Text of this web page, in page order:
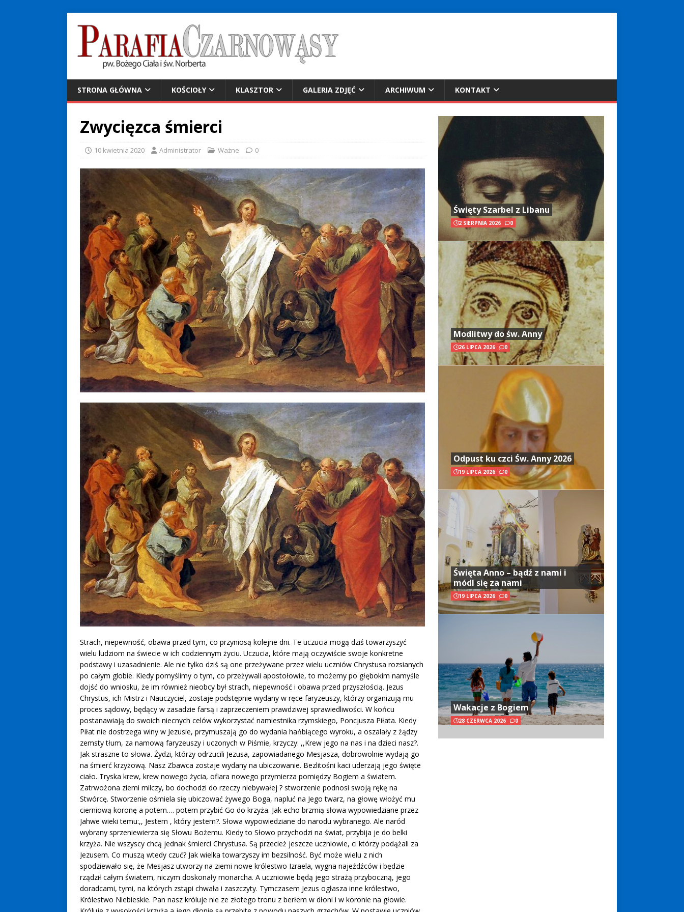
STRONA GŁÓWNA KOŚCIOŁY KLASZTOR GALERIA ZDJĘĆ ARCHIWUM KONTAKT
Zwycięzca śmierci
10 kwietnia 2020 Administrator Ważne 0
Strach, niepewność, obawa przed tym, co przyniosą kolejne dni. Te uczucia mogą dziś towarzyszyć
wielu ludziom na świecie w ich codziennym życiu. Uczucia, które mają oczywiście swoje konkretne
podstawy i uzasadnienie. Ale nie tylko dziś są one przeżywane przez wielu uczniów Chrystusa rozsianych
po całym globie. Kiedy pomyślimy o tym, co przeżywali apostołowie, to możemy po głębokim namyśle
dojść do wniosku, że im również nieobcy był strach, niepewność i obawa przed przyszłością. Jezus
Chrystus, ich Mistrz i Nauczyciel, zostaje podstępnie wydany w ręce faryzeuszy, którzy organizują mu
proces sądowy, będący w zasadzie farsą i zaprzeczeniem prawdziwej sprawiedliwości. W końcu
postanawiają do swoich niecnych celów wykorzystać namiestnika rzymskiego, Poncjusza Piłata. Kiedy
Piłat nie dostrzega winy w Jezusie, przymuszają go do wydania hańbiącego wyroku, a oszalały z żądzy
zemsty tłum, za namową faryzeuszy i uczonych w Piśmie, krzyczy: ,,Krew jego na nas i na dzieci nasz?.
Jak straszne to słowa. Żydzi, którzy odrzucili Jezusa, zapowiadanego Mesjasza, dobrowolnie wydają go
na śmierć krzyżową. Nasz Zbawca zostaje wydany na ubiczowanie. Bezlitośni kaci uderzają jego święte
ciało. Tryska krew, krew nowego życia, ofiara nowego przymierza pomiędzy Bogiem a światem.
Zatrwożona ziemi milczy, bo dochodzi do rzeczy niebywałej ? stworzenie podnosi swoją rękę na
Stwórcę. Stworzenie ośmiela się ubiczować żywego Boga, napluć na Jego twarz, na głowę włożyć mu
cierniową koronę a potem…. potem przybić Go do krzyża. Jak echo brzmią słowa wypowiedziane przez
Jahwe wieki temu:,, Jestem , który jestem?. Słowa wypowiedziane do narodu wybranego. Ale naród
wybrany sprzeniewierza się Słowu Bożemu. Kiedy to Słowo przychodzi na świat, przybija je do belki
krzyża. Nie wszyscy chcą jednak śmierci Chrystusa. Są przecież jeszcze uczniowie, ci którzy podążali za
Jezusem. Co muszą wtedy czuć? Jak wielka towarzyszy im bezsilność. Być może wielu z nich
spodziewało się, że Mesjasz utworzy na ziemi nowe królestwo Izraela, wygna najeźdźców i będzie
rządził całym światem, niczym doskonały monarcha. A uczniowie będą jego strażą przyboczną, jego
doradcami, tymi, na których zstąpi chwała i zaszczyty. Tymczasem Jezus ogłasza inne królestwo,
Królestwo Niebieskie. Pan nasz króluje nie ze złotego tronu z berłem w dłoni i w koronie na głowie.
Święty Szarbel z Libanu
2 SIERPNIA 2026 0
Modlitwy do św. Anny
26 LIPCA 2026 0
Odpust ku czci Św. Anny 2026
19 LIPCA 2026 0
Święta Anno – bądź z nami i
módl się za nami
19 LIPCA 2026 0
Wakacje z Bogiem
28 CZERWCA 2026 0